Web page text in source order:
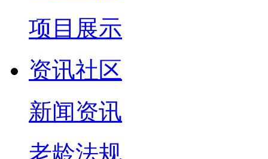
项目展示
资讯社区
新闻资讯
老龄法规